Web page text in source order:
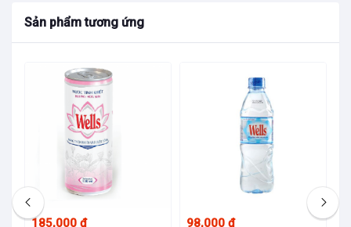
Sản phẩm tương ứng
185,000 đ 98,000 đ